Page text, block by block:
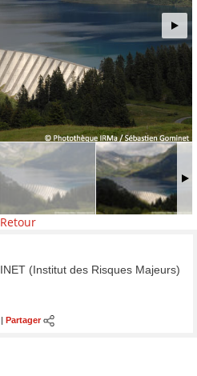
Retour
(Institut des Risques Majeurs)
Partager